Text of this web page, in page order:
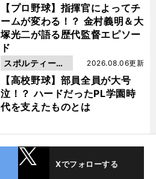
【プロ野球】指揮官によってチ
ームが変わる！？ 金村義明＆大
塚光二が語る歴代監督エピソー
ド
動画
【高校野球】部員全員が大号
泣！？ ハードだったPL学園時
代を支えたものとは
2026.08.06更新
スポルティーバ
動画
Xでフォローする